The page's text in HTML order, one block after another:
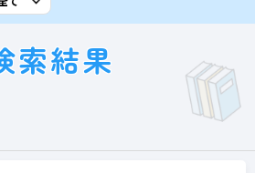
索結果